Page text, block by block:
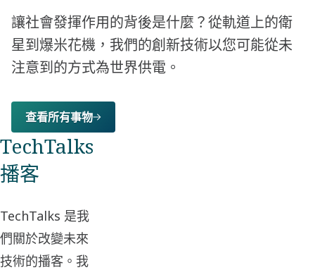
讓社會發揮作用的背後是什麼？從軌道上的衛
星到爆米花機，我們的創新技術以您可能從未
注意到的方式為世界供電。
查看所有事物
TechTalks
播客
TechTalks 是我
們關於改變未來
技術的播客。我